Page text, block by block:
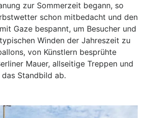
zur Sommerzeit begann, so
schon mitbedacht und den
Gaze bespannt, um Besucher und
Winden der Jahreszeit zu
von Künstlern besprühte
Mauer, allseitige Treppen und
Standbild ab.